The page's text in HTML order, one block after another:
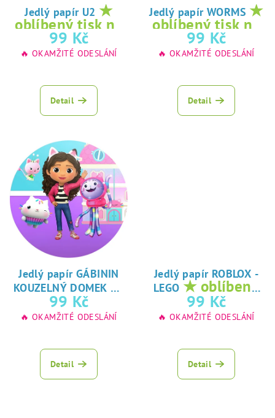
Jedlý papír U2 ★
oblíbený tisk na
jedlý papír
99 Kč
🔥 OKAMŽITÉ ODESLÁNÍ
Detail
Jedlý papír WORMS ★
oblíbený tisk na
jedlý papír
99 Kč
🔥 OKAMŽITÉ ODESLÁNÍ
Detail
Jedlý papír GÁBININ
KOUZELNÝ DOMEK ★
oblíbený tisk na
jedlý papír
99 Kč
🔥 OKAMŽITÉ ODESLÁNÍ
Detail
Jedlý papír ROBLOX -
LEGO ★ oblíbený
tisk na jedlý
papír
99 Kč
🔥 OKAMŽITÉ ODESLÁNÍ
Detail